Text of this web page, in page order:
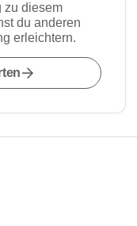
zu diesem
du anderen
erleichtern.